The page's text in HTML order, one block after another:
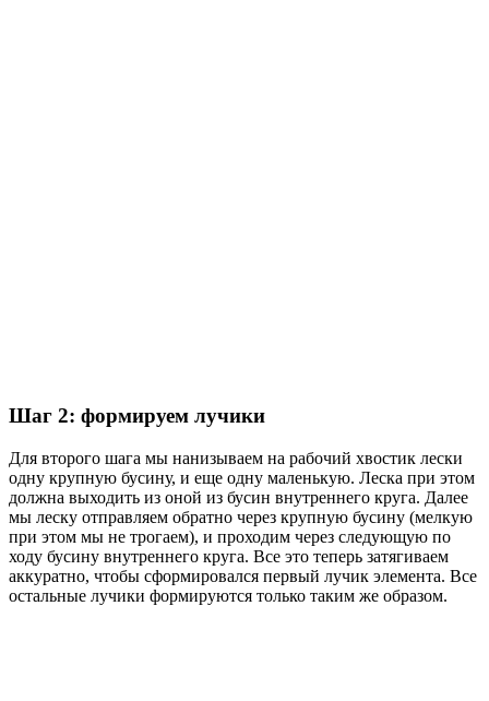
Шаг 2: формируем лучики
Для второго шага мы нанизываем на рабочий хвостик лески
одну крупную бусину, и еще одну маленькую. Леска при этом
должна выходить из оной из бусин внутреннего круга. Далее
мы леску отправляем обратно через крупную бусину (мелкую
при этом мы не трогаем), и проходим через следующую по
ходу бусину внутреннего круга. Все это теперь затягиваем
аккуратно, чтобы сформировался первый лучик элемента. Все
остальные лучики формируются только таким же образом.